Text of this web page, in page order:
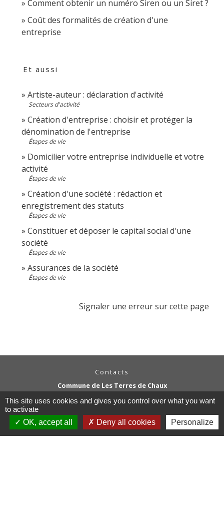
Comment obtenir un numéro Siren ou un Siret ?
Coût des formalités de création d'une
entreprise
Et aussi
Artiste-auteur : déclaration d'activité
Secteurs d'activité
Création d'entreprise : choisir et protéger la
dénomination de l'entreprise
Étapes de vie
Domicilier votre entreprise individuelle et votre
activité
Étapes de vie
Création d'une société : rédaction et
enregistrement des statuts
Étapes de vie
Constituer et déposer le capital social d'une
société
Étapes de vie
Assurances de la société
Étapes de vie
Signaler une erreur sur cette page
Contacts
Commune de Les Terres de Chaux
25190 Les Terres-de-Chaux - FRANCE
+33 3 81 94 14 85
Contact par formulaire
This site uses cookies and gives you control over what you want
to activate
OK, accept all
Deny all cookies Personalize